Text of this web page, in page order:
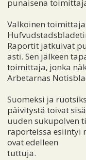
punaisena
Valkoinen
Raportit jatkuivat
asti. Sen jälkeen
toimittaja, jonka
Arbetarnas
Suomeksi ja
päivitystä toivat
uuden sukupolven
raporteissa esiintyi
ovat edelleen
tuttuja.